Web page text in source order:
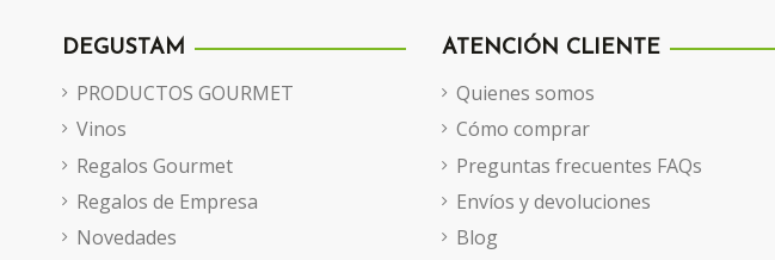
DEGUSTAM
PRODUCTOS GOURMET
Vinos
Regalos Gourmet
Regalos de Empresa
Novedades
ATENCIÓN CLIENTE
Quienes somos
Cómo comprar
Preguntas frecuentes FAQs
Envíos y devoluciones
Blog